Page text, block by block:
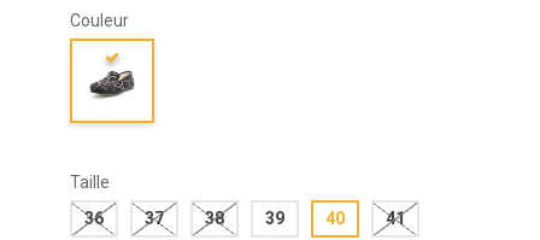
Couleur
Taille
36
37 38 39 40 41